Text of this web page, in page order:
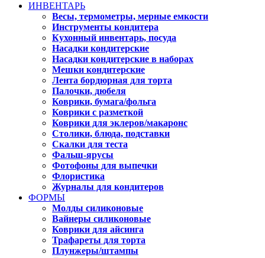
ИНВЕНТАРЬ
Весы, термометры, мерные емкости
Инструменты кондитера
Кухонный инвентарь, посуда
Насадки кондитерские
Насадки кондитерские в наборах
Мешки кондитерские
Лента бордюрная для торта
Палочки, дюбеля
Коврики, бумага/фольга
Коврики с разметкой
Коврики для эклеров/макаронс
Столики, блюда, подставки
Скалки для теста
Фальш-ярусы
Фотофоны для выпечки
Флористика
Журналы для кондитеров
ФОРМЫ
Молды силиконовые
Вайнеры силиконовые
Коврики для айсинга
Трафареты для торта
Плунжеры/штампы